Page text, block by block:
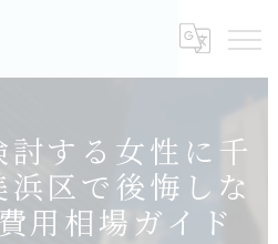
する女性に千
区で後悔しな
用相場ガイド